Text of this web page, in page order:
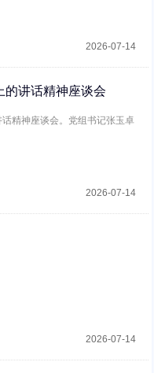
2026-07-14
的讲话精神座谈会
精神座谈会。党组书记张玉卓
2026-07-14
2026-07-14